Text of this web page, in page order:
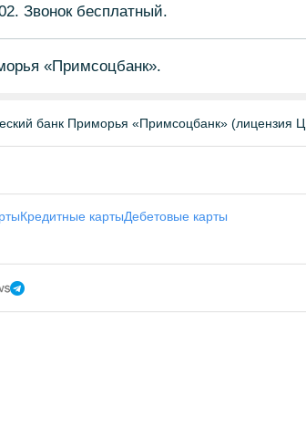
Звонок бесплатный.
«Примсоцбанк».
банк Приморья «Примсоцбанк» (лицензия
Кредитные картыДебетовые карты